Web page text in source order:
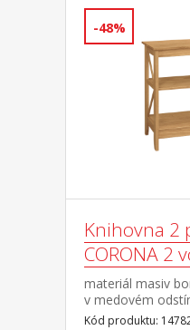
-48%
Knihovna 2
CORONA 2
materiál masiv
v medovém
součást sestavy
Kód produktu: